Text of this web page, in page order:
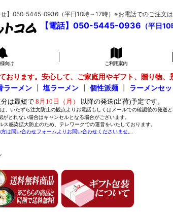
】050-5445-0936（平日10時～17時）※お電話でのご注文
【電話】050-5445-0936 （平日
向け ご利用案内
おります。安心して、ご家庭用やギフト、贈り物
ラーメン 塩ラーメン 個性派麺 ラーメンセ